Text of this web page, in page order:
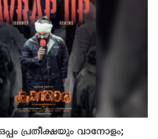
പ്രതീക്ഷയും വാനോളം;